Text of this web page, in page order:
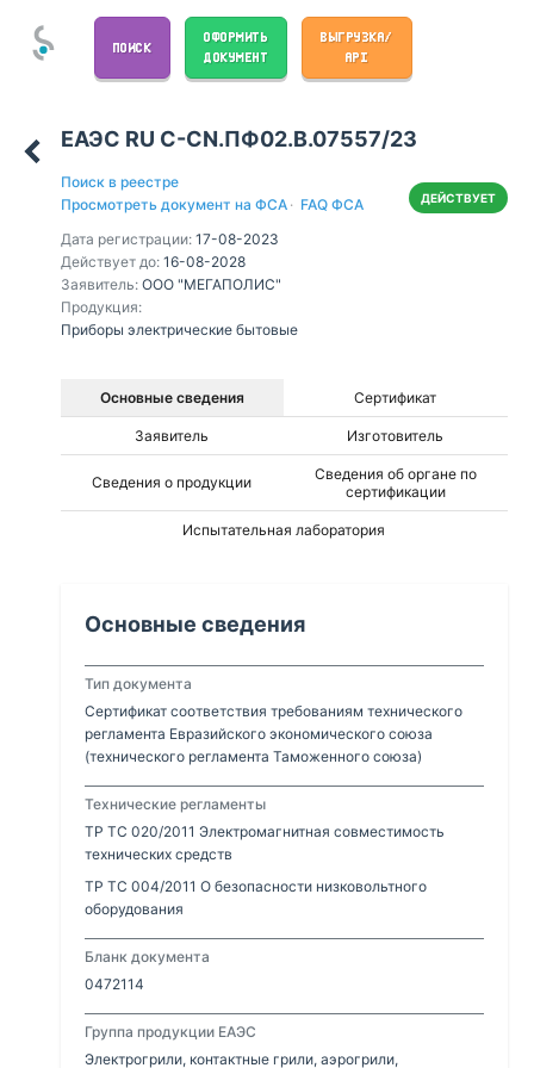
ПОИСК
ОФОРМИТЬ
ДОКУМЕНТ
ВЫГРУЗКА/
API
ЕАЭС RU С-CN.ПФ02.В.07557/23
Поиск в реестре
Просмотреть документ на ФСА · FAQ ФСА
Дата регистрации: 17-08-2023
Действует до: 16-08-2028
Заявитель: ООО "МЕГАПОЛИС"
Продукция:
Приборы электрические бытовые
ДЕЙСТВУЕТ
Основные сведения Сертификат
Заявитель Изготовитель
Сведения о продукции
Сведения об органе по
сертификации
Испытательная лаборатория
Основные сведения
Тип документа
Сертификат соответствия требованиям технического
регламента Евразийского экономического союза
(технического регламента Таможенного союза)
Технические регламенты
ТР ТС 020/2011 Электромагнитная совместимость
технических средств
ТР ТС 004/2011 О безопасности низковольтного
оборудования
Бланк документа
0472114
Группа продукции ЕАЭС
Электрогрили, контактные грили, аэрогрили,